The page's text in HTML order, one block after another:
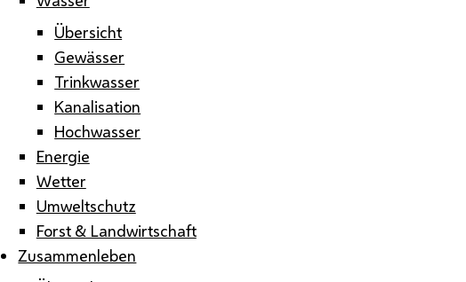
Übersicht
Gewässer
Trinkwasser
Kanalisation
Hochwasser
Energie
Wetter
Umweltschutz
Forst & Landwirtschaft
Zusammenleben